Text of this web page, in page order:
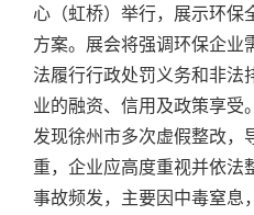
心（虹桥）举行，展示环保
方案。展会将强调环保企业
法履行行政处罚义务和非法
业的融资、信用及政策享受
发现徐州市多次虚假整改，
重，企业应高度重视并依法
事故频发，主要因中毒窒息